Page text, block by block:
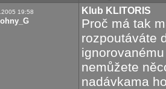
19:58 Klub KLITORIS
Proč má tak
rozpoutáváte
nemůžete
nadávkama